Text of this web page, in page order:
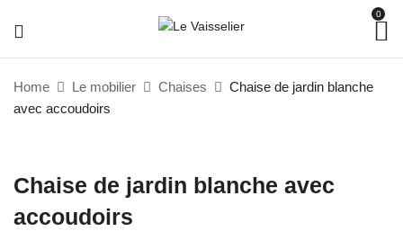
0
Home Le mobilier Chaises
Chaise de jardin blanche
avec accoudoirs
Chaise de jardin blanche avec
accoudoirs